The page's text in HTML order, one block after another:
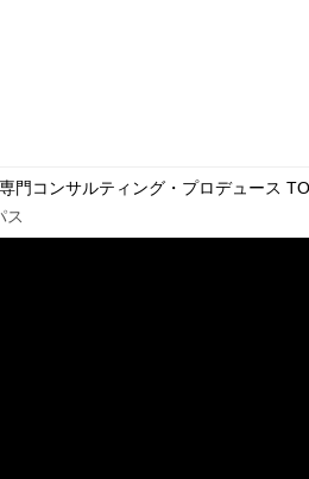
門コンサルティング・プロデュース
ス